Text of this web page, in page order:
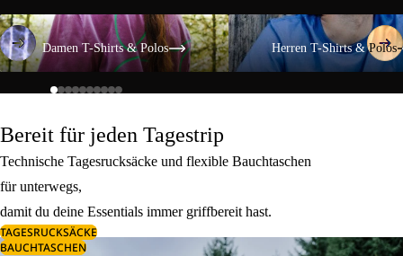
Damen T-Shirts & Polos
Damen T-Shirts & Polos
Herren T-Shirts & Polos
Herren T-Shirts & Polos
Bereit für jeden Tagestrip
Technische Tagesrucksäcke und flexible Bauchtaschen
für unterwegs,
damit du deine Essentials immer griffbereit hast.
TAGESRUCKSÄCKE
BAUCHTASCHEN